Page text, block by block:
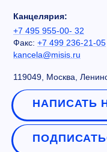
Канцелярия:
+7 495 955-00- 32
Факс: +7 499 236-21-05
kancela@misis.ru
119049, Москва,
НАПИСАТЬ